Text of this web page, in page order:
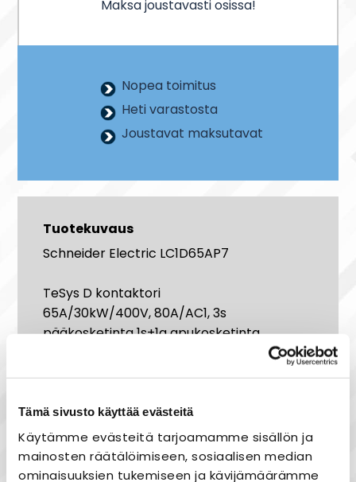
Tämä sivusto käyttää evästeitä
Käytämme evästeitä tarjoamamme sisällön ja
mainosten räätälöimiseen, sosiaalisen median
ominaisuuksien tukemiseen ja kävijämäärämme
Maksa joustavasti osissa!
Nopea toimitus
Heti varastosta
Joustavat maksutavat
Tuotekuvaus
Schneider Electric LC1D65AP7
TeSys D kontaktori
65A/30kW/400V, 80A/AC1, 3s
pääkosketinta 1s+1a apukosketinta
Modernin ulkoasun lisäksi TeSys D -
kontaktorit ovat nopeita
jahelppojaasentaa. Laitteet
ovatpienikokoisia(leveys 45 mm < 38A